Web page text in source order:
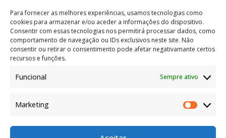
Para fornecer as melhores experiências, usamos tecnologias como
cookies para armazenar e/ou aceder a informações do dispositivo.
Consentir com essas tecnologias nos permitirá processar dados, como
comportamento de navegação ou IDs exclusivos neste site. Não
consentir ou retirar o consentimento pode afetar negativamante certos
recursos e funções.
Funcional Sempre ativo
Marketing
Contactos
Tempo por cá
Livro de Reclamações
Política de privacidade
Termos e condições de utilização